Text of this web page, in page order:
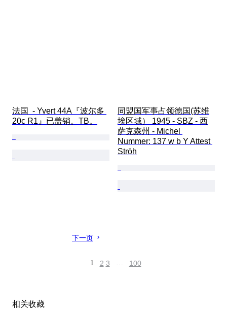
法国  - Yvert 44A『波尔多
20c R1』已盖销。TB。
同盟国军事占领德国(苏维
埃区域） 1945 - SBZ - 西
萨克森州 - Michel
Nummer: 137 w b Y Attest
Ströh
下一页
1 2 3 … 100
相关收藏